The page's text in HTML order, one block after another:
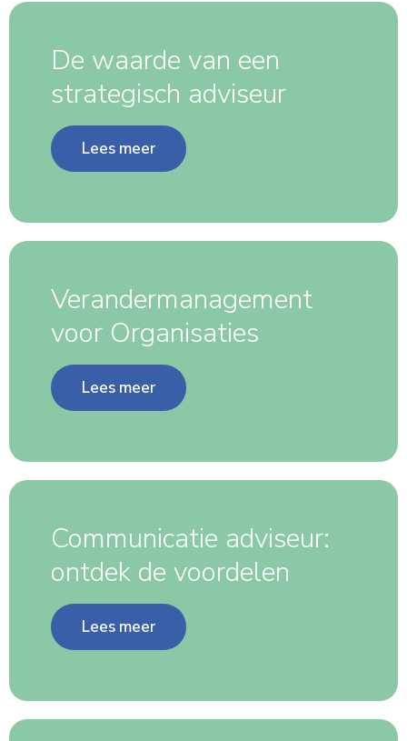
De waarde van een
strategisch adviseur
Lees meer
Verandermanagement
voor Organisaties
Lees meer
Communicatie adviseur:
ontdek de voordelen
Lees meer